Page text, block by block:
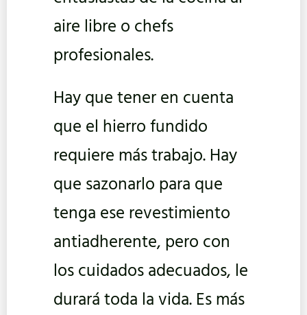
aire libre o chefs
profesionales.
Hay que tener en cuenta
que el hierro fundido
requiere más trabajo. Hay
que sazonarlo para que
tenga ese revestimiento
antiadherente, pero con
los cuidados adecuados, le
durará toda la vida. Es más